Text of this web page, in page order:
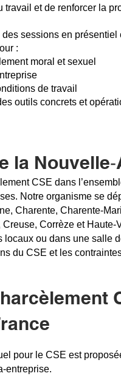
et de renforcer la
sessions en présentiel
:
moral et sexuel
de travail
outils concrets et
la
CSE dans
Notre organisme se
Charente,
Creuse, Corrèze et
ou dans une salle
du CSE et les
pour le CSE est